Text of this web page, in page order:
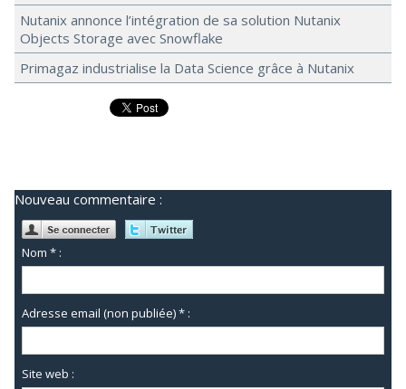
Nutanix annonce l’intégration de sa solution Nutanix
Objects Storage avec Snowflake
Primagaz industrialise la Data Science grâce à Nutanix
Nouveau commentaire :
Nom * :
Adresse email (non publiée) * :
Site web :